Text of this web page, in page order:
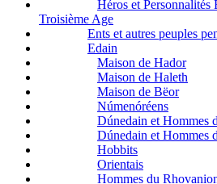
Héros et Personnalités
Troisième Age
Ents et autres peuples
Edain
Maison de Hador
Maison de Haleth
Maison de Bëor
Númenóréens
Dúnedain et Hommes
Dúnedain et Hommes
Hobbits
Orientais
Hommes du